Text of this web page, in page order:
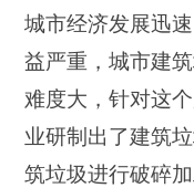
城市经济发展迅
益严重，城市建
难度大，针对这
业研制出了建筑
筑垃圾进行破碎